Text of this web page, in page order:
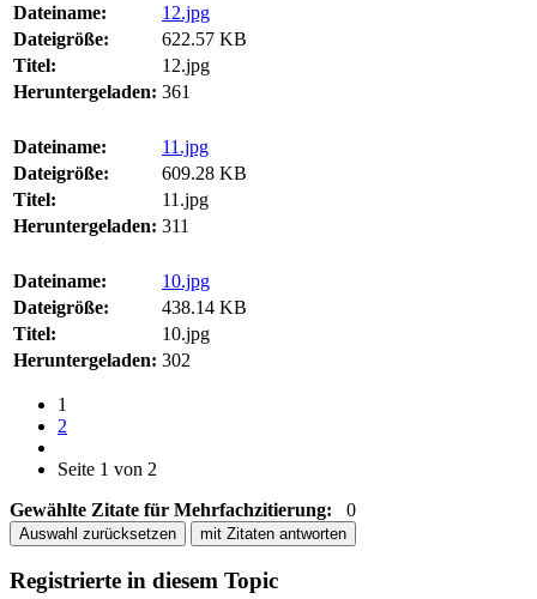
Dateiname:
12.jpg
Dateigröße:
622.57 KB
Titel:
12.jpg
Heruntergeladen: 361
Dateiname:
11.jpg
Dateigröße:
609.28 KB
Titel:
11.jpg
Heruntergeladen: 311
Dateiname:
10.jpg
Dateigröße:
438.14 KB
Titel:
10.jpg
Heruntergeladen: 302
1
2
Seite 1 von 2
Gewählte Zitate für Mehrfachzitierung:
0
Auswahl zurücksetzen mit Zitaten antworten
Registrierte in diesem Topic